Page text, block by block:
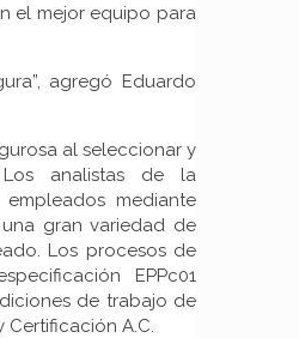
el mejor equipo para
agregó Eduardo
al seleccionar y
Los analistas de la
mediante
gran variedad de
Los procesos de
EPPc01
de trabajo de
A.C.